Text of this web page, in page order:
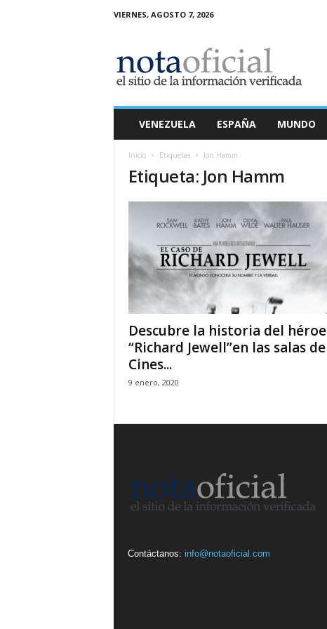
VIERNES, AGOSTO 7, 2026
a
O
VENEZUELA ESPAÑA MUNDO
Inicio Etiquetas Jon Hamm
Etiqueta: Jon Hamm
Descubre la historia del héroe
“Richard Jewell’’en las salas de
Cines...
9 enero, 2020
Contáctanos: info@notaoficial.com